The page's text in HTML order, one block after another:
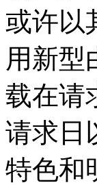
或许以
用新型
载在请
请求日
特色和